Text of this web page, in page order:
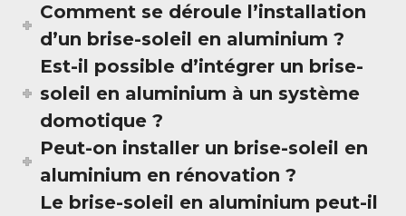
Comment se déroule l’installation
d’un brise-soleil en aluminium ?
Est-il possible d’intégrer un brise-
soleil en aluminium à un système
domotique ?
Peut-on installer un brise-soleil en
aluminium en rénovation ?
Le brise-soleil en aluminium peut-il